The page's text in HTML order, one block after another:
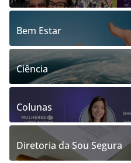
Bem Estar
Ciência
Colunas
Diretoria da Sou Segura